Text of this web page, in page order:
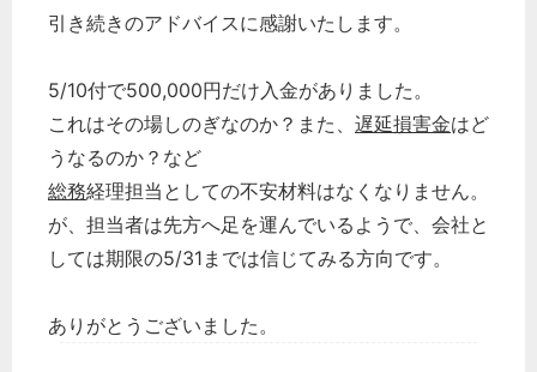
引き続きのアドバイスに感謝いたします。
5/10付で500,000円だけ入金がありました。
これはその場しのぎなのか？また、 遅延損害金はど
うなるのか？など
総務経理担当としての不安材料はなくなりません。
が、担当者は先方へ足を運んでいるようで、会社と
しては期限の5/31までは信じてみる方向です。
ありがとうございました。